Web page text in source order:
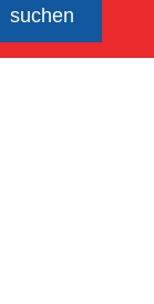
suchen